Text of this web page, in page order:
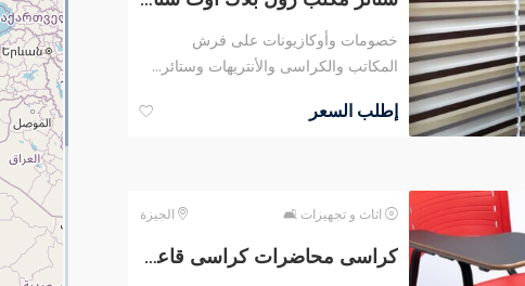
خصومات وأوكازيونات على فرش
المكاتب والكراسى والأنتريهات وستائر...
إطلب السعر
اثاث و تجهيزات 🛋 الجيزة
كراسى محاضرات كراسى قاعات تدريب وتخفيضات كبرى من مصانع مهنا